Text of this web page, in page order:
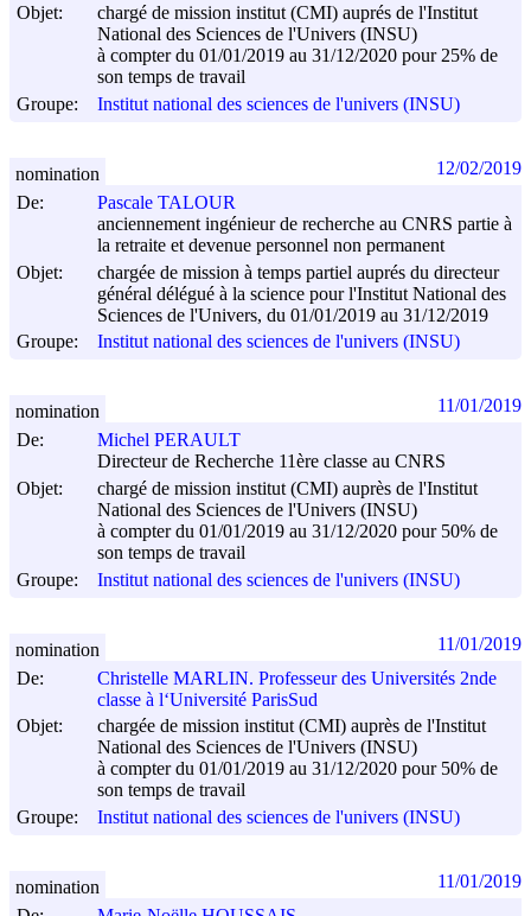
Objet:
chargé de mission institut (CMI) auprés de l'Institut
National des Sciences de l'Univers (INSU)
à compter du 01/01/2019 au 31/12/2020 pour 25% de
son temps de travail
Groupe:
Institut national des sciences de l'univers (INSU)
De:
Pascale TALOUR
anciennement ingénieur de recherche au CNRS partie à
la retraite et devenue personnel non permanent
Objet:
chargée de mission à temps partiel auprés du directeur
général délégué à la science pour l'Institut National des
Sciences de l'Univers, du 01/01/2019 au 31/12/2019
Groupe:
Institut national des sciences de l'univers (INSU)
nomination 12/02/2019
De:
Michel PERAULT
Directeur de Recherche 11ère classe au CNRS
Objet:
chargé de mission institut (CMI) auprès de l'Institut
National des Sciences de l'Univers (INSU)
à compter du 01/01/2019 au 31/12/2020 pour 50% de
son temps de travail
Groupe:
Institut national des sciences de l'univers (INSU)
nomination 11/01/2019
De:
Christelle MARLIN. Professeur des Universités 2nde
classe à l‘Université ParisSud
Objet:
chargée de mission institut (CMI) auprès de l'Institut
National des Sciences de l'Univers (INSU)
à compter du 01/01/2019 au 31/12/2020 pour 50% de
son temps de travail
Groupe:
Institut national des sciences de l'univers (INSU)
nomination 11/01/2019
nomination 11/01/2019